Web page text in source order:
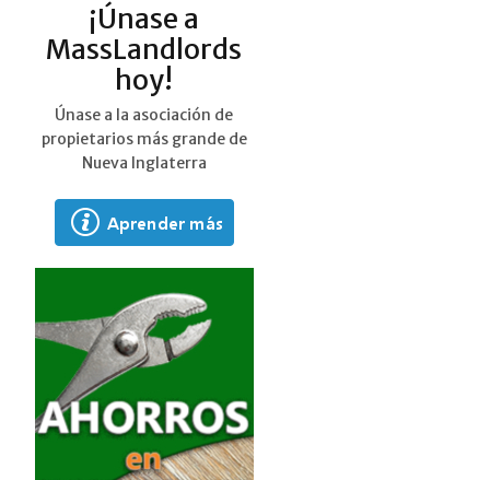
¡Únase a
MassLandlords
hoy!
Únase a la asociación de
propietarios más grande de
Nueva Inglaterra